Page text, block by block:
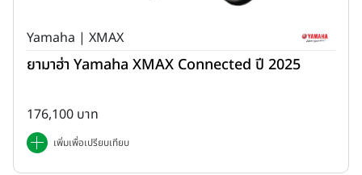
Yamaha | XMAX
ยามาฮ่า Yamaha XMAX Connected ปี 2025
176,100 บาท
เพิ่มเพื่อเปรียบเทียบ